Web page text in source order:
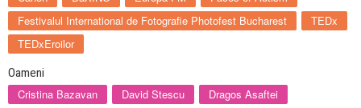
Festivalul International de Fotografie Photofest Bucharest
TEDx
TEDxEroilor
Oameni
Cristina Bazavan David Stescu
Dragos Asaftei